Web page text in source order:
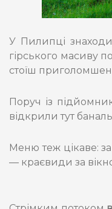
У Пилипці
гірського масиву
стоїш
Поруч із
відкрили тут
Меню теж цікаве:
— краєвиди за